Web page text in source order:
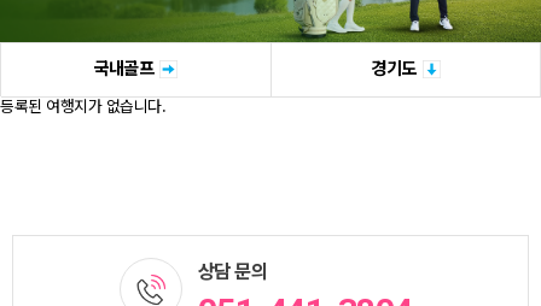
국내골프 경기도
등록된 여행지가 없습니다.
상담 문의